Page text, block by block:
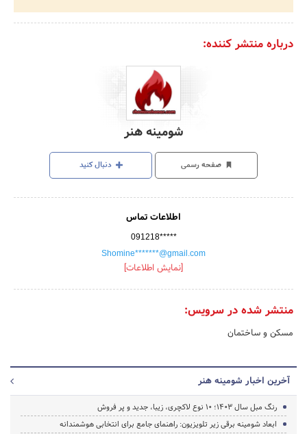
درباره منتشر کننده:
شومینه هنر
صفحه رسمی دنبال کنید
اطلاعات تماس
091218*****
Shomine*******@gmail.com
[نمایش اطلاعات]
منتشر شده در سرویس:
مسکن و ساختمان
آخرین اخبار شومینه هنر
رنگ مبل سال ۱۴۰۳؛ 10 نوع لاکچری، زیبا، جدید و پر فروش
ابعاد شومینه برقی زیر تلویزیون: راهنمای جامع برای انتخابی هوشمندانه